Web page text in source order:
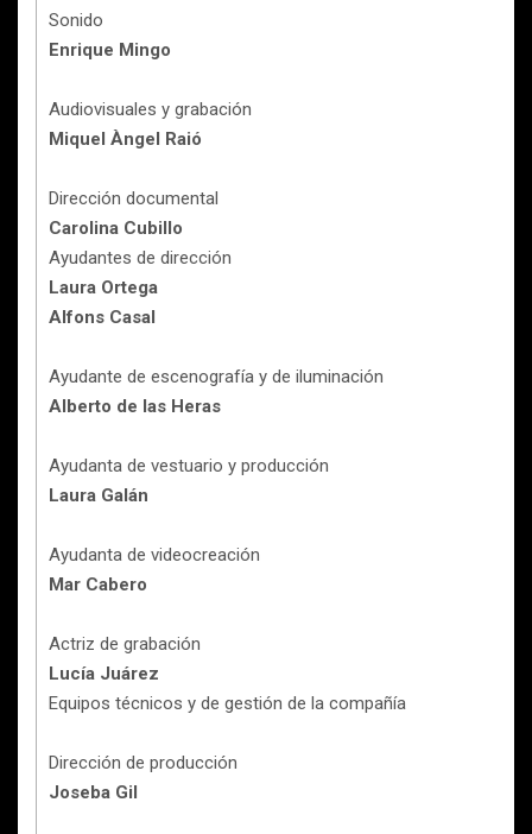
Sonido
Enrique Mingo
Audiovisuales y grabación
Miquel Àngel Raió
Dirección documental
Carolina Cubillo
Ayudantes de dirección
Laura Ortega
Alfons Casal
Ayudante de escenografía y de iluminación
Alberto de las Heras
Ayudanta de vestuario y producción
Laura Galán
Ayudanta de videocreación
Mar Cabero
Actriz de grabación
Lucía Juárez
Equipos técnicos y de gestión de la compañía
Dirección de producción
Joseba Gil